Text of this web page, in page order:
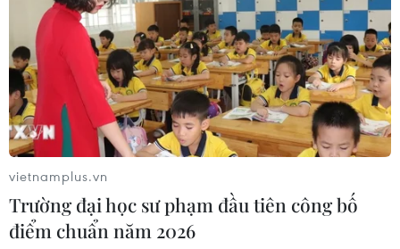
vietnamplus.vn
Trường đại học sư phạm đầu tiên công bố
điểm chuẩn năm 2026